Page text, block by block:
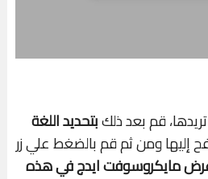
قم بعد ذلكبتحديد اللغة
إليها ومن ثم قم بالضغط علي زر
مايكروسوفت ايدج في هذه